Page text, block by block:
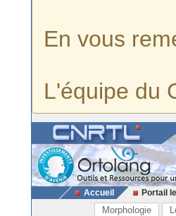
En vous
L'équipe du
Accueil Portail
Morphologie